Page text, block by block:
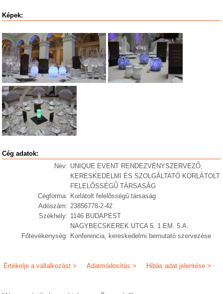
Képek:
Cég adatok:
Név: UNIQUE EVENT RENDEZVÉNYSZERVEZŐ,
KERESKEDELMI ÉS SZOLGÁLTATÓ KORLÁTOLT
FELELŐSSÉGŰ TÁRSASÁG
Cégforma: Korlátolt felelősségű társaság
Adószám: 23856778-2-42
Székhely: 1146 BUDAPEST
NAGYBECSKEREK UTCA 5. 1.EM. 5.A.
Főtevékenység: Konferencia, kereskedelmi bemutató szervezése
Hibás adat jelentése >
Adatmódosítás >
Értékelje a vállalkozást >